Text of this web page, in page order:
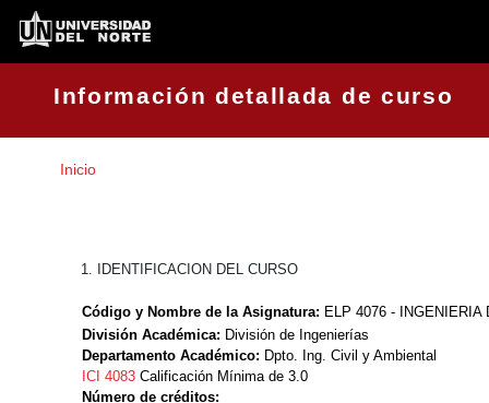
Información detallada de curso
Inicio
1. IDENTIFICACION DEL CURSO
Código y Nombre de la Asignatura: ELP 4076 - INGENIERIA
División Académica: División de Ingenierías
Departamento Académico: Dpto. Ing. Civil y Ambiental
ICI 4083 Calificación Mínima de 3.0
Número de créditos: